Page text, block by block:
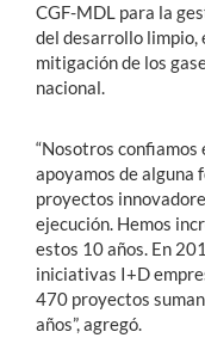
CGF-MDL para la
del desarrollo limpio,
mitigación de los
nacional.
“Nosotros confiamos
apoyamos de alguna
proyectos
ejecución. Hemos
estos 10 años. En
iniciativas I+D
470 proyectos
años”, agregó.